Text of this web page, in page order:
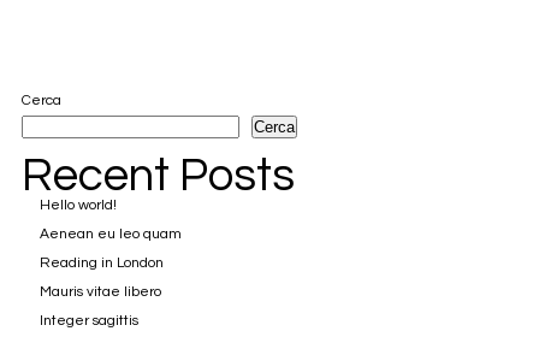
Cerca
Cerca
Recent Posts
Hello world!
Aenean eu leo quam
Reading in London
Mauris vitae libero
Integer sagittis